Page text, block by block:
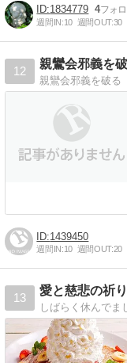
1834779 4
週間IN:10 週間OUT:30
12
親鸞会邪義を
親鸞会邪義を破る
1439450
週間IN:10 週間OUT:20
13
愛と慈悲の祈り